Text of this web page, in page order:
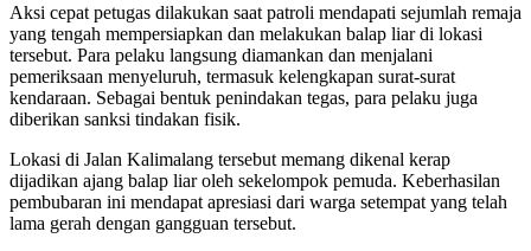
Aksi cepat petugas dilakukan saat patroli mendapati sejumlah remaja
yang tengah mempersiapkan dan melakukan balap liar di lokasi
tersebut. Para pelaku langsung diamankan dan menjalani
pemeriksaan menyeluruh, termasuk kelengkapan surat-surat
kendaraan. Sebagai bentuk penindakan tegas, para pelaku juga
diberikan sanksi tindakan fisik.
Lokasi di Jalan Kalimalang tersebut memang dikenal kerap
dijadikan ajang balap liar oleh sekelompok pemuda. Keberhasilan
pembubaran ini mendapat apresiasi dari warga setempat yang telah
lama gerah dengan gangguan tersebut.